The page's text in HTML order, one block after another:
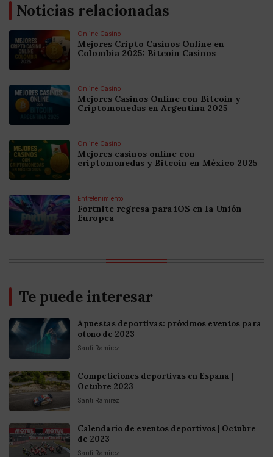
Noticias relacionadas
Online Casino
Mejores Cripto Casinos Online en
Colombia 2025: Bitcoin Casinos
Online Casino
Mejores Casinos Online con Bitcoin y
Criptomonedas en Argentina 2025
Online Casino
Mejores casinos online con
criptomonedas y Bitcoin en México 2025
Entretenimiento
Fortnite regresa para iOS en la Unión
Europea
Te puede interesar
Apuestas deportivas: próximos eventos para
otoño de 2023
Santi Ramirez
Competiciones deportivas en España |
Octubre 2023
Santi Ramirez
Calendario de eventos deportivos | Octubre
de 2023
Santi Ramirez